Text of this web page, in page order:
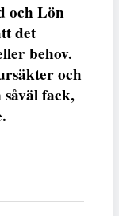
och Lön
det
behov.
och
fack,